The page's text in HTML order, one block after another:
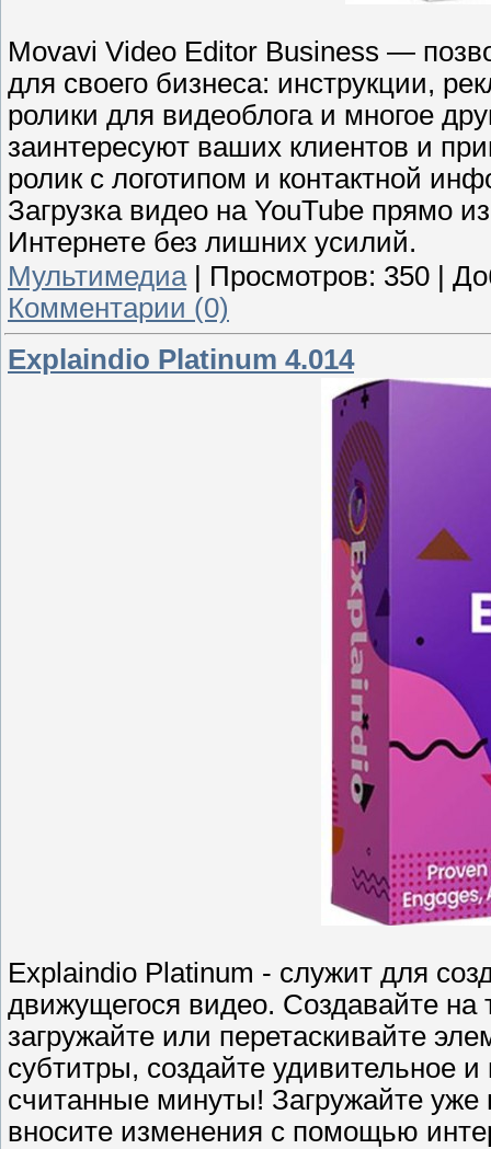
Movavi Video Editor Business —
для своего бизнеса: инструкции,
ролики для видеоблога и многое
заинтересуют ваших клиентов и
ролик с логотипом и контактной
Загрузка видео на YouTube прямо
Интернете без лишних усилий.
Мультимедиа | Просмотров: 350 |
Комментарии (0)
Explaindio Platinum 4.014
Explaindio Platinum - служит для
движущегося видео. Создавайте на
загружайте или перетаскивайте
субтитры, создайте удивительное
считанные минуты! Загружайте уже
вносите изменения с помощью